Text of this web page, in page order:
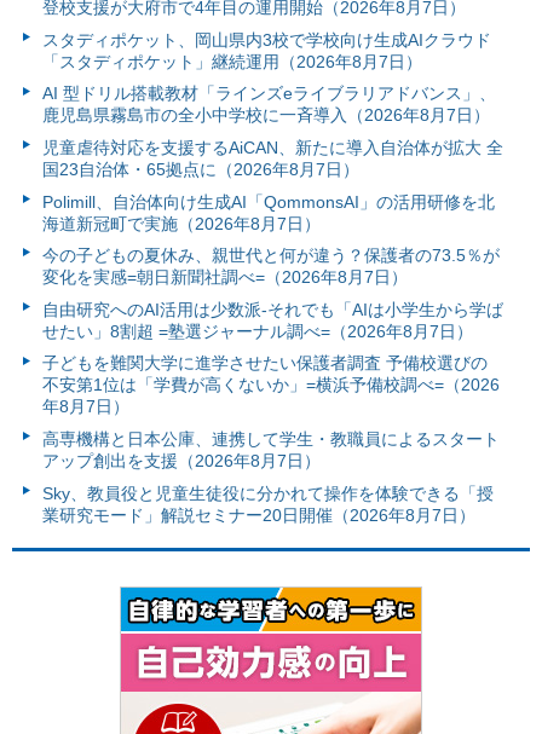
登校支援が大府市で4年目の運用開始（2026年8月7日）
スタディポケット、岡山県内3校で学校向け生成AIクラウド
「スタディポケット」継続運用（2026年8月7日）
AI 型ドリル搭載教材「ラインズeライブラリアドバンス」、
鹿児島県霧島市の全小中学校に一斉導入（2026年8月7日）
児童虐待対応を支援するAiCAN、新たに導入自治体が拡大 全
国23自治体・65拠点に（2026年8月7日）
Polimill、自治体向け生成AI「QommonsAI」の活用研修を北
海道新冠町で実施（2026年8月7日）
今の子どもの夏休み、親世代と何が違う？保護者の73.5％が
変化を実感=朝日新聞社調べ=（2026年8月7日）
自由研究へのAI活用は少数派-それでも「AIは小学生から学ば
せたい」8割超 =塾選ジャーナル調べ=（2026年8月7日）
子どもを難関大学に進学させたい保護者調査 予備校選びの
不安第1位は「学費が高くないか」=横浜予備校調べ=（2026
年8月7日）
高専機構と日本公庫、連携して学生・教職員によるスタート
アップ創出を支援（2026年8月7日）
Sky、教員役と児童生徒役に分かれて操作を体験できる「授
業研究モード」解説セミナー20日開催（2026年8月7日）